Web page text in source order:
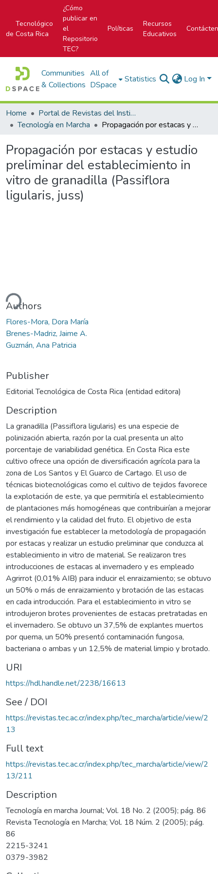
Tecnológico
de Costa Rica
¿Cómo
publicar en
el
Repositorio
TEC?
Políticas
Recursos
Educativos
Communities
& Collections
All of
DSpace
Statistics Log In
Home
Portal de Revistas del Instituto Tecnológico de Costa Rica
Tecnología en Marcha
Propagación por estacas y estudio preliminar del establecimiento in vitro de granadilla (Passiflora ligularis, juss)
Propagación por estacas y estudio
preliminar del establecimiento in
vitro de granadilla (Passiflora
ligularis, juss)
Authors
Flores-Mora, Dora María
Brenes-Madriz, Jaime A.
Guzmán, Ana Patricia
Publisher
Editorial Tecnológica de Costa Rica (entidad editora)
Description
La granadilla (Passiflora ligularis) es una especie de
polinización abierta, razón por la cual presenta un alto
porcentaje de variabilidad genética. En Costa Rica este
cultivo ofrece una opción de diversificación agrícola para la
zona de Los Santos y El Guarco de Cartago. El uso de
técnicas biotecnológicas como el cultivo de tejidos favorece
la explotación de este, ya que permitiría el establecimiento
de plantaciones más homogéneas que contribuirían a mejorar
el rendimiento y la calidad del fruto. El objetivo de esta
investigación fue establecer la metodología de propagación
por estacas y realizar un estudio preliminar que conduzca al
establecimiento in vitro de material. Se realizaron tres
introducciones de estacas al invernadero y es empleado
Agrirrot (0,01% AIB) para inducir el enraizamiento; se obtuvo
un 50% o más de enraizamiento y brotación de las estacas
en cada introducción. Para el establecimiento in vitro se
introdujeron brotes provenientes de estacas pretratadas en
el invernadero. Se obtuvo un 37,5% de explantes muertos
por quema, un 50% presentó contaminación fungosa,
bacteriana o ambas y un 12,5% de material limpio y brotado.
URI
https://hdl.handle.net/2238/16613
See / DOI
https://revistas.tec.ac.cr/index.php/tec_marcha/article/view/2
13
Full text
https://revistas.tec.ac.cr/index.php/tec_marcha/article/view/2
13/211
Description
Tecnología en marcha Journal; Vol. 18 No. 2 (2005); pág. 86
Revista Tecnología en Marcha; Vol. 18 Núm. 2 (2005); pág.
86
2215-3241
0379-3982